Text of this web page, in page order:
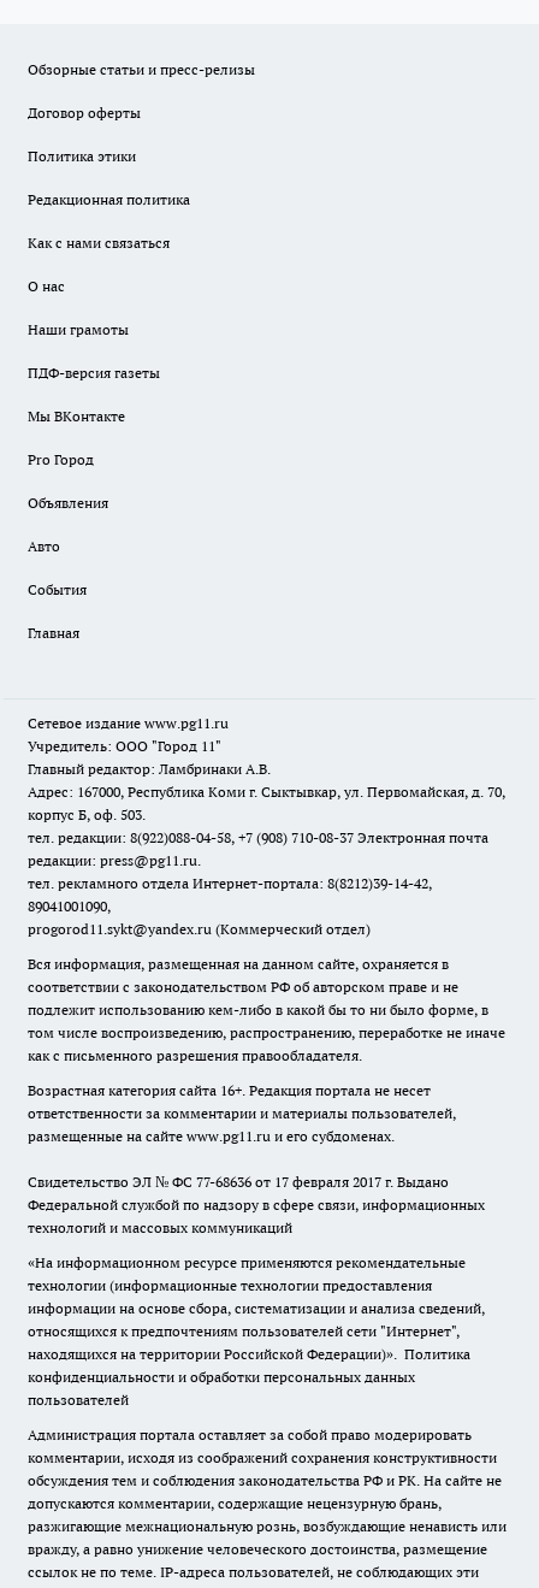
Обзорные статьи и пресс-релизы
Договор оферты
Политика этики
Редакционная политика
Как с нами связаться
О нас
Наши грамоты
ПДФ-версия газеты
Мы ВКонтакте
Pro Город
Объявления
Авто
События
Главная
Сетевое издание www.pg11.ru
Учредитель: ООО "Город 11"
Главный редактор: Ламбринаки А.В.
Адрес: 167000, Республика Коми г. Сыктывкар, ул. Первомайская, д. 70,
корпус Б, оф. 503.
тел. редакции: 8(922)088-04-58, +7 (908) 710-08-37 Электронная почта
редакции: press@pg11.ru.
тел. рекламного отдела Интернет-портала: 8(8212)39-14-42,
89041001090,
progorod11.sykt@yandex.ru (Коммерческий отдел)
Вся информация, размещенная на данном сайте, охраняется в
соответствии с законодательством РФ об авторском праве и не
подлежит использованию кем-либо в какой бы то ни было форме, в
том числе воспроизведению, распространению, переработке не иначе
как с письменного разрешения правообладателя.
Возрастная категория сайта 16+. Редакция портала не несет
ответственности за комментарии и материалы пользователей,
размещенные на сайте www.pg11.ru и его субдоменах.
Свидетельство ЭЛ № ФС 77-68636 от 17 февраля 2017 г. Выдано
Федеральной службой по надзору в сфере связи, информационных
технологий и массовых коммуникаций
«На информационном ресурсе применяются рекомендательные
технологии (информационные технологии предоставления
информации на основе сбора, систематизации и анализа сведений,
относящихся к предпочтениям пользователей сети "Интернет",
находящихся на территории Российской Федерации)». Политика
конфиденциальности и обработки персональных данных
пользователей
Администрация портала оставляет за собой право модерировать
комментарии, исходя из соображений сохранения конструктивности
обсуждения тем и соблюдения законодательства РФ и РК. На сайте не
допускаются комментарии, содержащие нецензурную брань,
разжигающие межнациональную рознь, возбуждающие ненависть или
вражду, а равно унижение человеческого достоинства, размещение
ссылок не по теме. IP-адреса пользователей, не соблюдающих эти